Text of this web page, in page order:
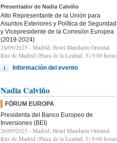
Presentador de Nadia Calviño
Alto Representante de la Unión para
Asuntos Exteriores y Política de Seguridad
y Vicepresidente de la Comisión Europea
(2019-2024)
26/09/2025 - Madrid, Hotel Mandarin Oriental
Ritz de Madrid (Plaza de la Lealtad, 5) 9:00 horas
Información del evento
Nadia Calviño
FÓRUM EUROPA
Presidenta del Banco Europeo de
Inversiones (BEI)
26/09/2025 - Madrid, Hotel Mandarin Oriental
Ritz de Madrid (Plaza de la Lealtad, 5) 9:00 horas